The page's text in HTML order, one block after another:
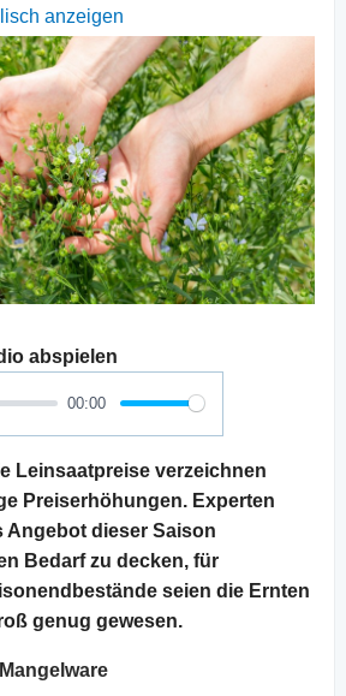
anzeigen
abspielen
00:00
Leinsaatpreise verzeichnen
Preiserhöhungen. Experten
Angebot dieser Saison
Bedarf zu decken, für
seien die Ernten
genug gewesen.